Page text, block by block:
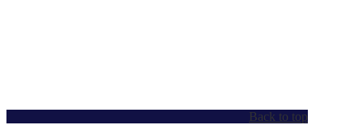
Back to top